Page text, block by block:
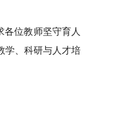
位教师坚守育人
学、科研与人才培